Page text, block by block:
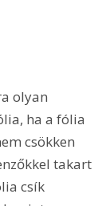
olyan
ha a fólia
csökken
takart
csík